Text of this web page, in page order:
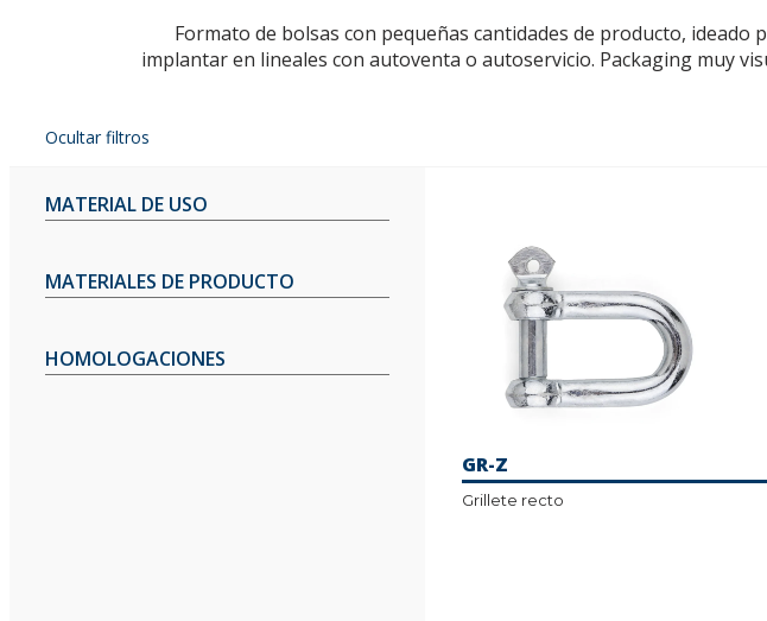
Formato de bolsas con pequeñas cantidades de producto,
implantar en lineales con autoventa o autoservicio. Packaging muy
Ocultar filtros
MATERIAL DE USO
MATERIALES DE PRODUCTO
HOMOLOGACIONES
GR-Z
Grillete recto